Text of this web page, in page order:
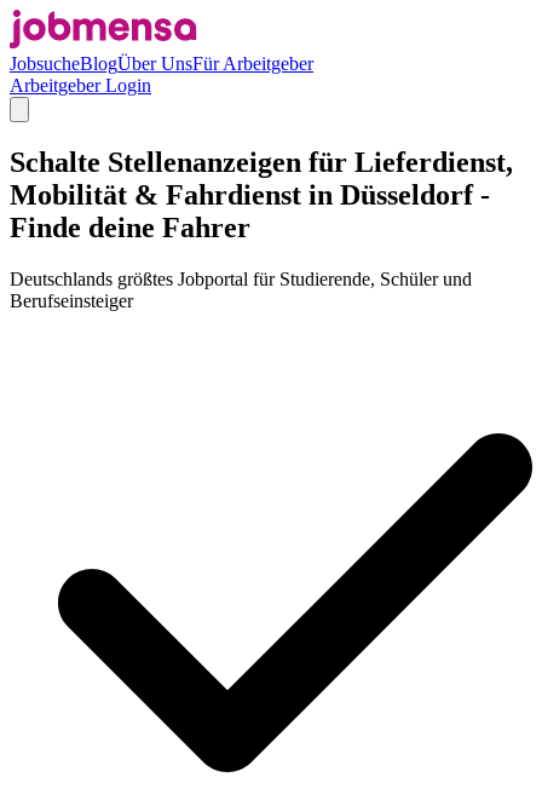
JobsucheBlogÜber UnsFür Arbeitgeber
Arbeitgeber Login
Schalte Stellenanzeigen für Lieferdienst,
Mobilität & Fahrdienst in Düsseldorf -
Finde deine Fahrer
Deutschlands größtes Jobportal für Studierende, Schüler und
Berufseinsteiger